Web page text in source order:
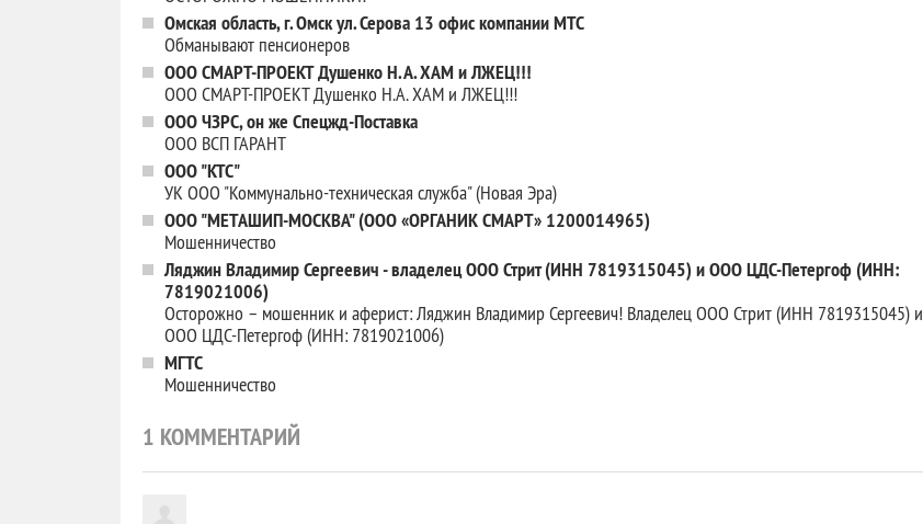
Омская область, г. Омск ул. Серова 13 офис компании МТС
Обманывают пенсионеров
ООО СМАРТ-ПРОЕКТ Душенко Н. А. ХАМ и ЛЖЕЦ!!!
ООО СМАРТ-ПРОЕКТ Душенко Н.А. ХАМ и ЛЖЕЦ!!!
ООО ЧЗРС, он же Спецжд-Поставка
ООО ВСП ГАРАНТ
ООО "КТС"
УК ООО "Коммунально-техническая служба" (Новая Эра)
ООО "МЕТАШИП-МОСКВА" (ООО «ОРГАНИК СМАРТ» 1200014965)
Мошенничество
Ляджин Владимир Сергеевич - владелец ООО Стрит (ИНН 7819315045) и ООО ЦДС-Петергоф (ИНН:
7819021006)
Осторожно – мошенник и аферист: Ляджин Владимир Сергеевич! Владелец ООО Стрит (ИНН 7819315045) и
ООО ЦДС-Петергоф (ИНН: 7819021006)
МГТС
Мошенничество
1 КОММЕНТАРИЙ